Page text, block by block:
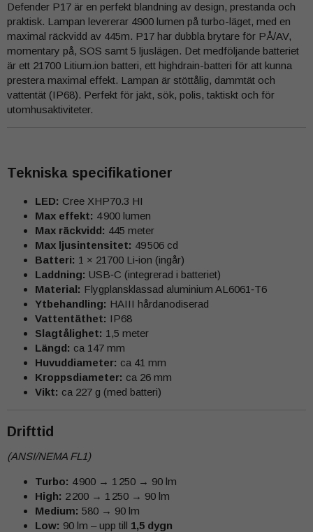
Defender P17 är en perfekt blandning av design, prestanda och
praktisk. Lampan levererar 4900 lumen på turbo-läget, med en
maximal räckvidd av 445m. P17 har dubbla brytare för PÅ/AV,
momentary på, SOS samt 5 ljuslägen. Det medföljande batteriet
är ett 21700 Litium.ion batteri, ett highdrain-batteri för att kunna
prestera maximal effekt. Lampan är stöttålig, dammtät och
vattentät (IP68). Perfekt för jakt, sök, polis, taktiskt och för
utomhusaktiviteter.
Tekniska specifikationer
LED: Cree XHP70.3 HI
Max effekt: 4 900 lumen
Max räckvidd: 445 meter
Max ljusintensitet: 49 506 cd
Batteri: 1 × 21700 Li‑ion (ingår)
Laddning: USB‑C (integrerad i batteriet)
Material: Flygplansklassad aluminium AL6061‑T6
Ytbehandling: HAIII hårdanodiserad
Vattentäthet: IP68
Slagtålighet: 1,5 meter
Längd: ca 147 mm
Huvuddiameter: ca 41 mm
Kroppsdiameter: ca 26 mm
Vikt: ca 227 g (med batteri)
Drifttid
(ANSI/NEMA FL1)
Turbo: 4 900 → 1 250 → 90 lm
High: 2 200 → 1 250 → 90 lm
Medium: 580 → 90 lm
Low: 90 lm – upp till 1,5 dygn